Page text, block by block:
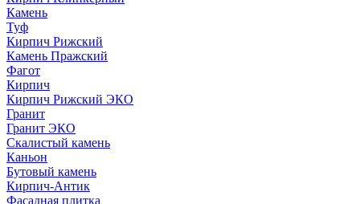
Камень
Туф
Кирпич Рижский
Камень Пражский
Фагот
Кирпич
Кирпич Рижский ЭКО
Гранит
Гранит ЭКО
Скалистый камень
Каньон
Бутовый камень
Кирпич-Антик
Фасадная плитка